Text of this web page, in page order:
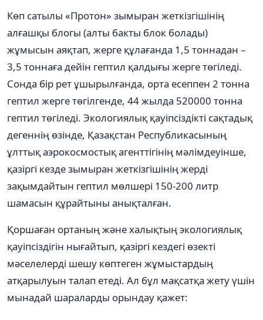
Көп сатылы «Протон» зымыран жеткізгішінің
алғашқы блогы (алты бакты блок болады)
жұмысын аяқтап, жерге құлағанда 1,5 тоннадан –
3,5 тоннаға дейін гептил қалдығы жерге төгіледі.
Сонда бір рет ұшырылғанда, орта есеппен 2 тонна
гептил жерге төгілгенде, 44 жылда 520000 тонна
гептил төгіледі. Экологиялық қауіпсіздікті сақтадық
дегеннің өзінде, Қазақстан Республикасының
ұлттық аэрокосмостық агенттігінің мәлімдеуінше,
қазіргі кезде зымыран жеткізгішінің жерді
зақымдайтын гептил мөлшері 150-200 литр
шамасын құрайтыны анықталған.
Қоршаған ортаның және халықтың экологиялық
қауіпсіздігін нығайтып, қазіргі кездегі өзекті
мәселелерді шешу көптеген жұмыстардың
атқарылуын талап етеді. Ал бұл мақсатқа жету үшін
мынадай шараларды орындау қажет: